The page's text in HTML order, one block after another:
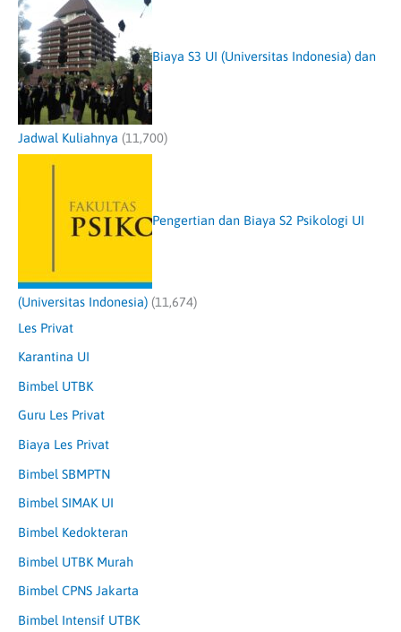
Biaya S3 UI (Universitas Indonesia) dan
Jadwal Kuliahnya (11,700)
Pengertian dan Biaya S2 Psikologi UI
(Universitas Indonesia) (11,674)
Les Privat
Karantina UI
Bimbel UTBK
Guru Les Privat
Biaya Les Privat
Bimbel SBMPTN
Bimbel SIMAK UI
Bimbel Kedokteran
Bimbel UTBK Murah
Bimbel CPNS Jakarta
Bimbel Intensif UTBK